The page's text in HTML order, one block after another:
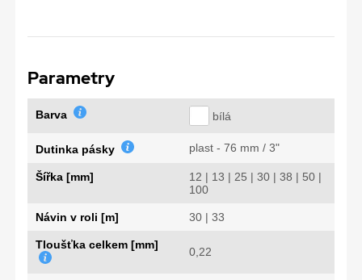
Parametry
Barva bílá
Dutinka pásky plast - 76 mm / 3"
Šířka [mm]
12 | 13 | 25 | 30 | 38 | 50 |
100
Návin v roli [m] 30 | 33
Tloušťka celkem [mm]
0,22